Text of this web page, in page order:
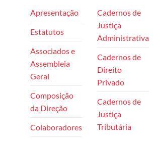
Apresentação
Estatutos
Associados e
Assembleia
Geral
Composição
da Direção
Colaboradores
Cadernos de
Justiça
Administrativa
Cadernos de
Direito
Privado
Cadernos de
Justiça
Tributária